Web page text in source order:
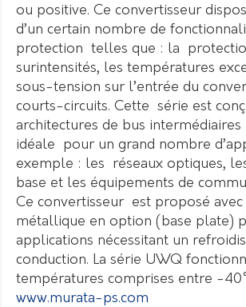
ou positive. Ce convertisseur
d’un certain nombre de
protection telles que : la
surintensités, les températures
sous-tension sur l’entrée du
courts-circuits. Cette série est
architectures de bus
idéale pour un grand nombre
exemple : les réseaux optiques,
base et les équipements de
Ce convertisseur est proposé avec
métallique en option (base plate)
applications nécessitant un
conduction. La série UWQ
températures comprises entre -
www.murata-ps.com